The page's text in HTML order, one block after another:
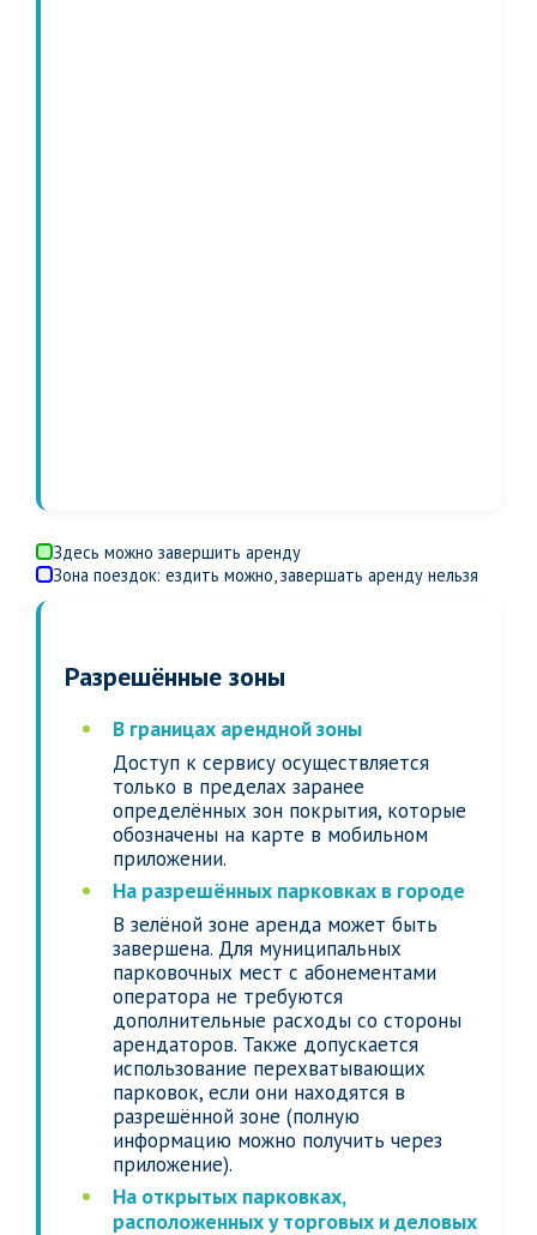
Здесь можно завершить аренду
Зона поездок: ездить можно, завершать аренду нельзя
Разрешённые зоны
В границах арендной зоны
Доступ к сервису осуществляется
только в пределах заранее
определённых зон покрытия, которые
обозначены на карте в мобильном
приложении.
На разрешённых парковках в городе
В зелёной зоне аренда может быть
завершена. Для муниципальных
парковочных мест с абонементами
оператора не требуются
дополнительные расходы со стороны
арендаторов. Также допускается
использование перехватывающих
парковок, если они находятся в
разрешённой зоне (полную
информацию можно получить через
приложение).
На открытых парковках,
расположенных у торговых и деловых